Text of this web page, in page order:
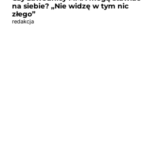
na siebie? „Nie widzę w tym nic
złego”
redakcja